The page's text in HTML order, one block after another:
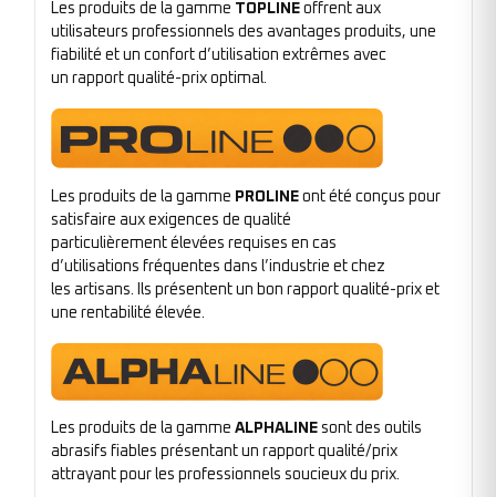
Les produits de la gamme TOPLINE offrent aux
utilisateurs professionnels des avantages produits, une
fiabilité et un confort d’utilisation extrêmes avec
un rapport qualité-prix optimal.
Les produits de la gamme PROLINE ont été conçus pour
satisfaire aux exigences de qualité
particulièrement élevées requises en cas
d’utilisations fréquentes dans l’industrie et chez
les artisans. Ils présentent un bon rapport qualité-prix et
une rentabilité élevée.
Les produits de la gamme ALPHALINE sont des outils
abrasifs fiables présentant un rapport qualité/prix
attrayant pour les professionnels soucieux du prix.